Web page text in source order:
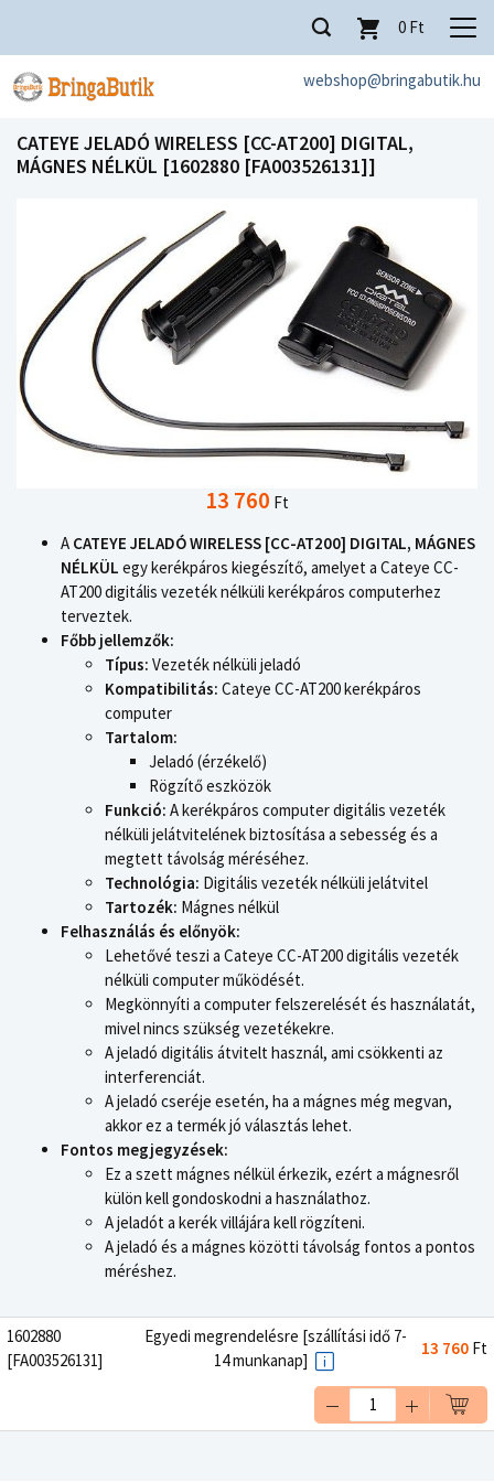
webshop@bringabutik.hu
0 Ft
CATEYE JELADÓ WIRELESS [CC-AT200] DIGITAL,
MÁGNES NÉLKÜL [1602880 [FA003526131]]
13 760 Ft
A CATEYE JELADÓ WIRELESS [CC-AT200] DIGITAL, MÁGNES
NÉLKÜL egy kerékpáros kiegészítő, amelyet a Cateye CC-
AT200 digitális vezeték nélküli kerékpáros computerhez
terveztek.
Főbb jellemzők:
Típus: Vezeték nélküli jeladó
Kompatibilitás: Cateye CC-AT200 kerékpáros
computer
Tartalom:
Jeladó (érzékelő)
Rögzítő eszközök
Funkció: A kerékpáros computer digitális vezeték
nélküli jelátvitelének biztosítása a sebesség és a
megtett távolság méréséhez.
Technológia: Digitális vezeték nélküli jelátvitel
Tartozék: Mágnes nélkül
Felhasználás és előnyök:
Lehetővé teszi a Cateye CC-AT200 digitális vezeték
nélküli computer működését.
Megkönnyíti a computer felszerelését és használatát,
mivel nincs szükség vezetékekre.
A jeladó digitális átvitelt használ, ami csökkenti az
interferenciát.
A jeladó cseréje esetén, ha a mágnes még megvan,
akkor ez a termék jó választás lehet.
Fontos megjegyzések:
Ez a szett mágnes nélkül érkezik, ezért a mágnesről
külön kell gondoskodni a használathoz.
A jeladót a kerék villájára kell rögzíteni.
A jeladó és a mágnes közötti távolság fontos a pontos
méréshez.
1602880
[FA003526131]
Egyedi megrendelésre [szállítási idő 7-
14 munkanap]
13 760 Ft